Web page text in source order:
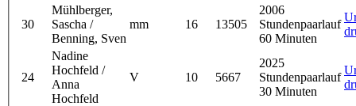
30
Mühlberger,
Sascha /
Benning, Sven
mm 16 13505
2006
Stundenpaarlauf
60 Minuten
24
Nadine
Hochfeld /
Anna
Hochfeld
V 10 5667
2025
Stundenpaarlauf
30 Minuten